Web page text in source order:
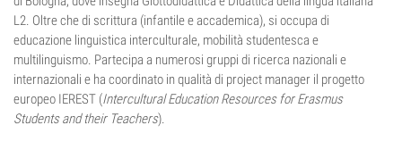
L2. Oltre che di scrittura (infantile e accademica), si occupa di
educazione linguistica interculturale, mobilità studentesca e
multilinguismo. Partecipa a numerosi gruppi di ricerca nazionali e
internazionali e ha coordinato in qualità di project manager il progetto
europeo IEREST (Intercultural Education Resources for Erasmus
Students and their Teachers).